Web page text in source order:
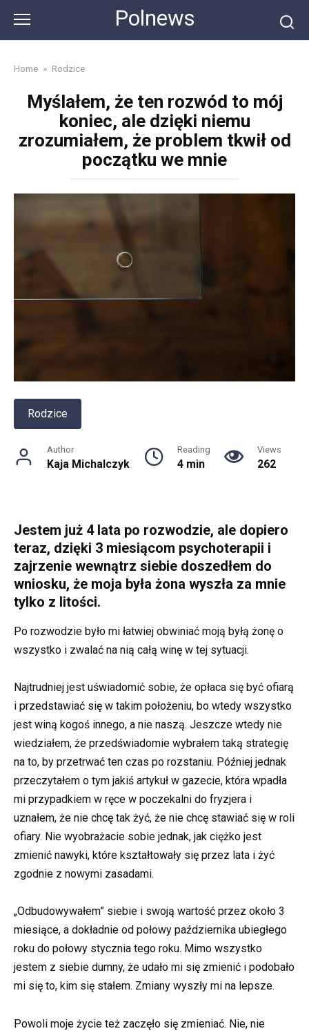
content
Polnews
Home » Rodzice
Myślałem, że ten rozwód to mój
koniec, ale dzięki niemu
zrozumiałem, że problem tkwił od
początku we mnie
Rodzice
Author
Kaja Michalczyk
Reading
4 min
Views
262
Jestem już 4 lata po rozwodzie, ale dopiero
teraz, dzięki 3 miesiącom psychoterapii i
zajrzenie wewnątrz siebie doszedłem do
wniosku, że moja była żona wyszła za mnie
tylko z litości.
Po rozwodzie było mi łatwiej obwiniać moją byłą żonę o
wszystko i zwalać na nią całą winę w tej sytuacji.
Najtrudniej jest uświadomić sobie, że opłaca się być ofiarą
i przedstawiać się w takim położeniu, bo wtedy wszystko
jest winą kogoś innego, a nie naszą. Jeszcze wtedy nie
wiedziałem, że przedświadomie wybrałem taką strategię
na to, by przetrwać ten czas po rozstaniu. Później jednak
przeczytałem o tym jakiś artykuł w gazecie, która wpadła
mi przypadkiem w ręce w poczekalni do fryzjera i
uznałem, że nie chcę tak żyć, że nie chcę stawiać się w roli
ofiary. Nie wyobrażacie sobie jednak, jak ciężko jest
zmienić nawyki, które kształtowały się przez lata i żyć
zgodnie z nowymi zasadami.
„Odbudowywałem” siebie i swoją wartość przez około 3
miesiące, a dokładnie od połowy października ubiegłego
roku do połowy stycznia tego roku. Mimo wszystko
jestem z siebie dumny, że udało mi się zmienić i podobało
mi się to, kim się stałem. Zmiany wyszły mi na lepsze.
Powoli moje życie też zaczęło się zmieniać. Nie, nie